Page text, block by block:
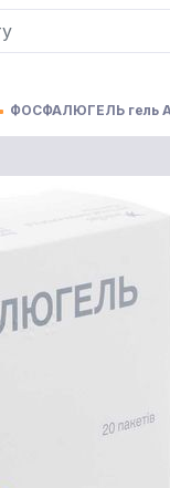
ФОСФАЛЮГЕЛЬ гель